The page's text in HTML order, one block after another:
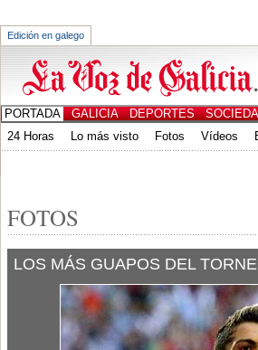
Edición en galego
PORTADA
24 Horas
Lo más visto Fotos Vídeos
GALICIA DEPORTES
FOTOS
LOS MÁS GUAPOS DEL